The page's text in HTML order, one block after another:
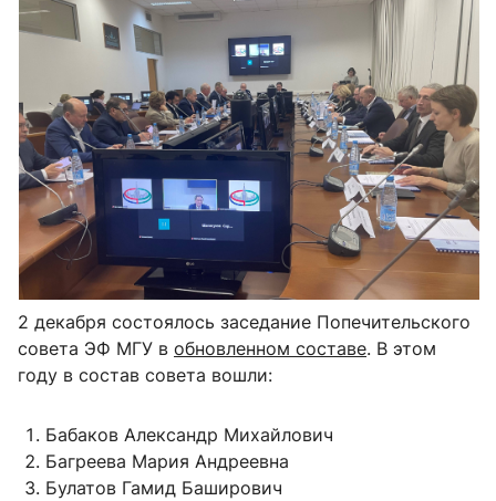
2 декабря состоялось заседание Попечительского
совета ЭФ МГУ в обновленном составе. В этом
году в состав совета вошли:
Бабаков Александр Михайлович
Багреева Мария Андреевна
Булатов Гамид Баширович